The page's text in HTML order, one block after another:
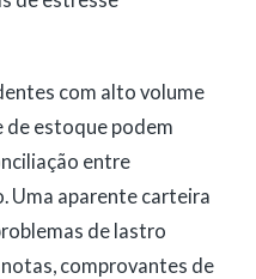
com alto volume
estoque podem
entre
Uma aparente carteira
de lastro
comprovantes de